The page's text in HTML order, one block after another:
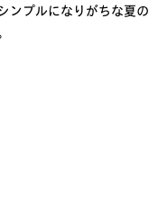
ンプルになりがちな夏の